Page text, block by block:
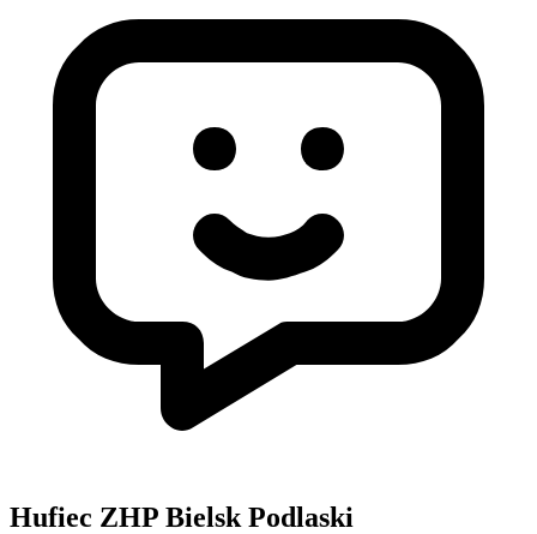
Hufiec ZHP Bielsk Podlaski